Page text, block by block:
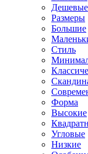
Дешевые
Размеры
Большие
Стиль
Форма
Высокие
Угловые
Низкие